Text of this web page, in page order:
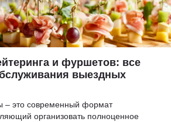
и фуршетов: все
выездных
– это современный формат
организовать полноценное